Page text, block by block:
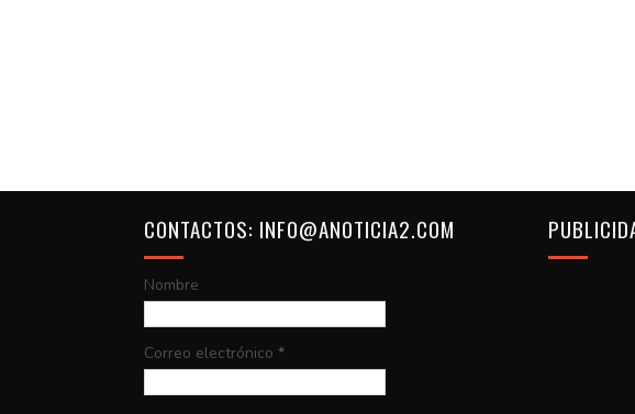
CONTACTOS: INFO@ANOTICIA2.COM
Nombre
Correo electrónico *